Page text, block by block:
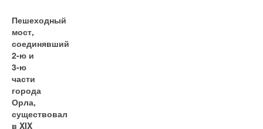
Пешеходный
мост,
соединявший
2-ю и
3-ю
части
города
Орла,
существовал
в XIX